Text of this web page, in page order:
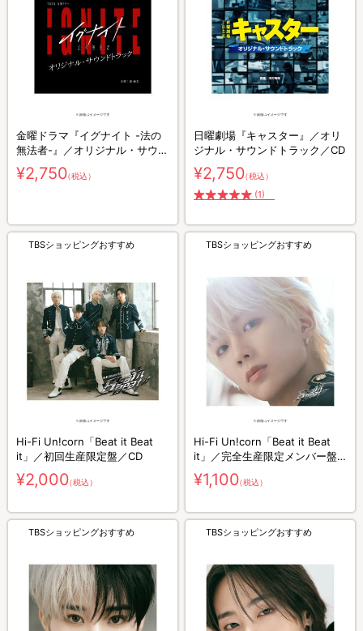
金曜ドラマ『イグナイト -法の
無法者-』／オリジナル・サウン
ドトラック／CD
¥2,750（税込）
日曜劇場『キャスター』／オリ
ジナル・サウンドトラック／CD
¥2,750（税込）
(1)
TBSショッピングおすすめ
Hi-Fi Un!corn「Beat it Beat
it」／初回生産限定盤／CD
¥2,000（税込）
TBSショッピングおすすめ
Hi-Fi Un!corn「Beat it Beat
it」／完全生産限定メンバー盤
（TAEMIN盤）／CD
¥1,100（税込）
TBSショッピングおすすめ TBSショッピングおすすめ